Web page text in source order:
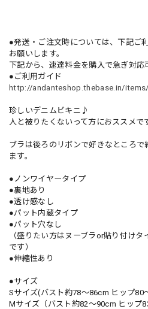
●発送・ご注文時については、下記ご
お願いします。
下記から、速達料金を購入で急ぎ対応
●ご利用ガイド
http://andanteshop.thebase.in/
珍しいデニムビキニ♪
人と被りたくないって方におススメで
ブラは後ろのリボンで好きなところで
ます。
●ノンワイヤータイプ
●裏地あり
●透け感なし
●パット内蔵タイプ
●パット穴なし
（盛りたい方はヌーブラor貼り付け
です）
●伸縮性あり
●サイズ
Sサイズ(バスト約78〜86cm ヒップ80
Mサイズ（バスト約82〜90cm ヒップ